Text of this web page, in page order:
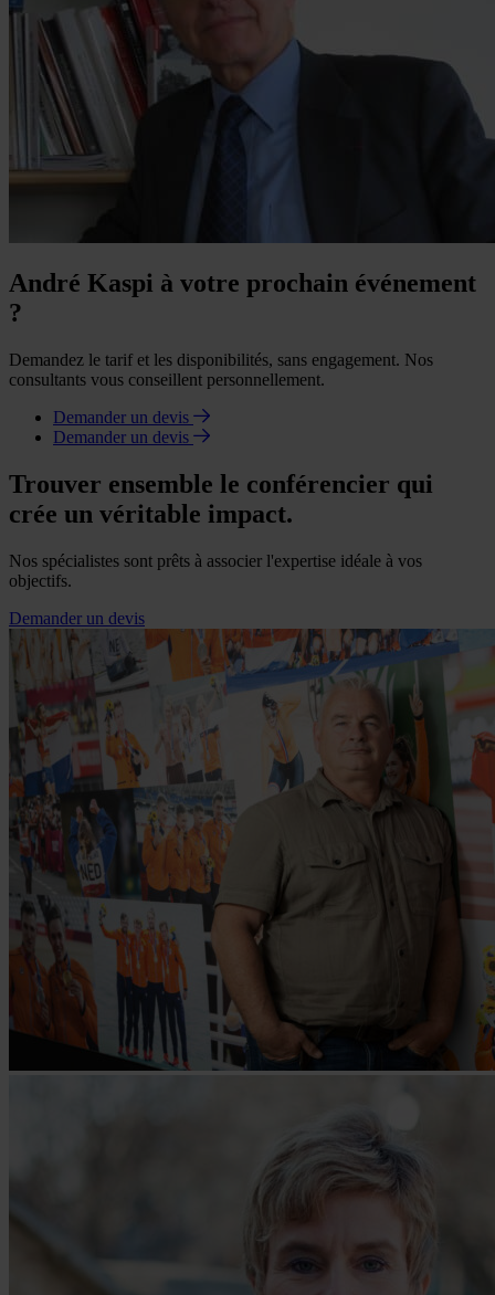
André Kaspi à votre prochain événement
?
Demandez le tarif et les disponibilités, sans engagement. Nos
consultants vous conseillent personnellement.
Demander un devis
Demander un devis
Trouver ensemble le conférencier qui
crée un véritable impact.
Nos spécialistes sont prêts à associer l'expertise idéale à vos
objectifs.
Demander un devis